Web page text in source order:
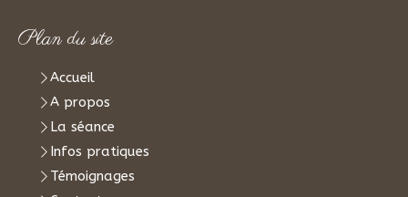
Plan du site
Accueil
A propos
La séance
Infos pratiques
Témoignages